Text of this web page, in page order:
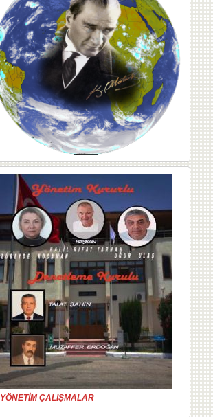
YÖNETİM ÇALIŞMALAR